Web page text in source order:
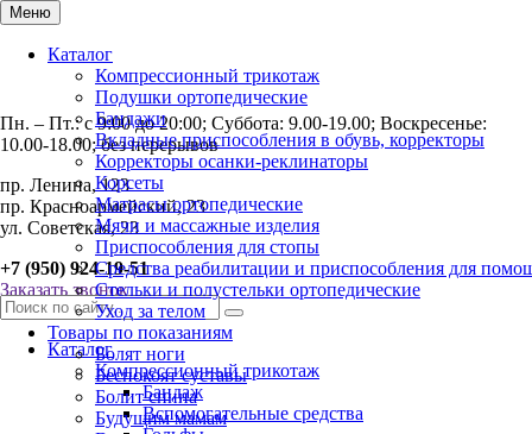
Меню
Каталог
Компрессионный трикотаж
Подушки ортопедические
Бандажи
Вкладные приспособления в обувь, корректоры
Корректоры осанки-реклинаторы
Корсеты
Матрасы ортопедические
Мячи и массажные изделия
Приспособления для стопы
Средства реабилитации и приспособления для
Стельки и полустельки ортопедические
Уход за телом
Товары по показаниям
Болят ноги
Беспокоят суставы
Болит спина
Будущим мамам
Пн. – Пт.: с 9:00 до 20:00; Суббота: 9.00-19.00; Воскресенье:
10.00-18.00; без перерывов
пр. Ленина, 123
пр. Красноармейский, 23
ул. Советская, 23
+7 (950) 924-19-51
Заказать звонок
Каталог
Компрессионный трикотаж
Бандаж
Вспомогательные средства